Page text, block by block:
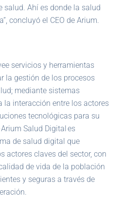
salud. Ahí es donde la salud
concluyó el CEO de Arium.
servicios y herramientas
la gestión de los procesos
mediante sistemas
la interacción entre los actores
tecnológicas para su
Salud Digital es
de salud digital que
actores claves del sector, con
de vida de la población
y seguras a través de